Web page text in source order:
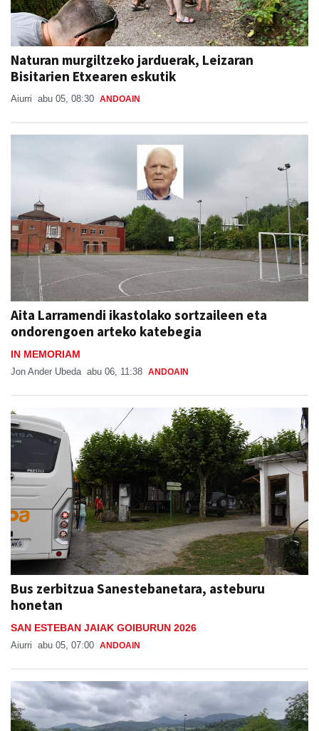
Naturan murgiltzeko jarduerak, Leizaran
Bisitarien Etxearen eskutik
Aiurri abu 05, 08:30 ANDOAIN
Aita Larramendi ikastolako sortzaileen eta
ondorengoen arteko katebegia
IN MEMORIAM
Jon Ander Ubeda ANDOAIN
Bus zerbitzua Sanestebanetara, asteburu
honetan
SAN ESTEBAN JAIAK GOIBURUN 2026